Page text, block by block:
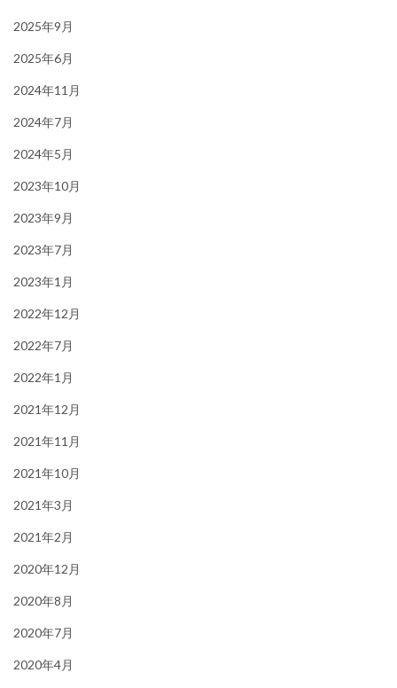
2025年9月
2025年6月
2024年11月
2024年7月
2024年5月
2023年10月
2023年9月
2023年7月
2023年1月
2022年12月
2022年7月
2022年1月
2021年12月
2021年11月
2021年10月
2021年3月
2021年2月
2020年12月
2020年8月
2020年7月
2020年4月